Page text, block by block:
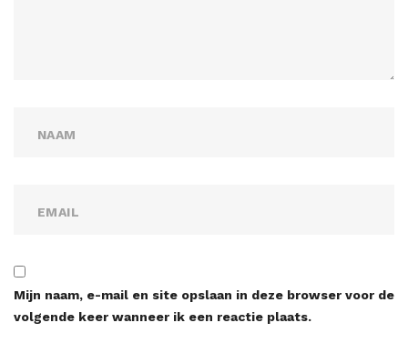
Mijn naam, e-mail en site opslaan in deze browser voor de
volgende keer wanneer ik een reactie plaats.